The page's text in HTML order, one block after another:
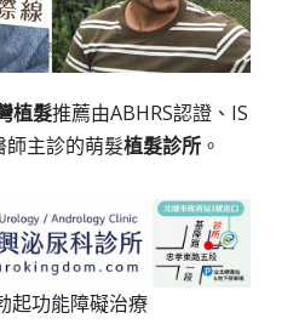
植髮推薦由ABHRS認證、IS
師主診的萌髮植髮診所。
起功能障礙治療